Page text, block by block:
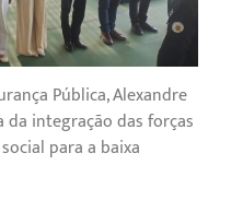
Pública, Alexandre
da integração das forças
para a baixa